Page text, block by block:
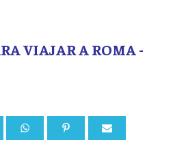
VIAJAR A ROMA -